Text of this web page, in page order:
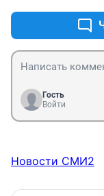
Гость
Войти
Новости СМИ2